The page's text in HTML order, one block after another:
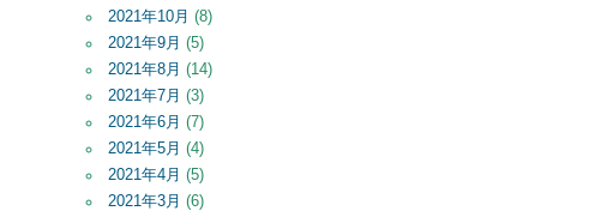
2021年10月 (8)
2021年9月 (5)
2021年8月 (14)
2021年7月 (3)
2021年6月 (7)
2021年5月 (4)
2021年4月 (5)
2021年3月 (6)